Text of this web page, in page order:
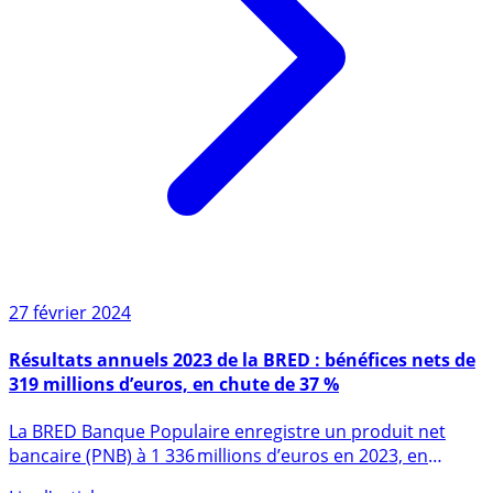
27 février 2024
319 millions d’euros, en chute de 37 %